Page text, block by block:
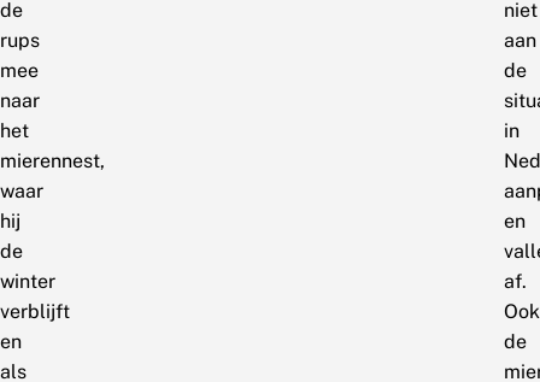
de
rups
mee
naar
het
mierennest,
waar
hij
de
winter
verblijft
en
als
niet
aan
de
in
en
af.
Ook
de